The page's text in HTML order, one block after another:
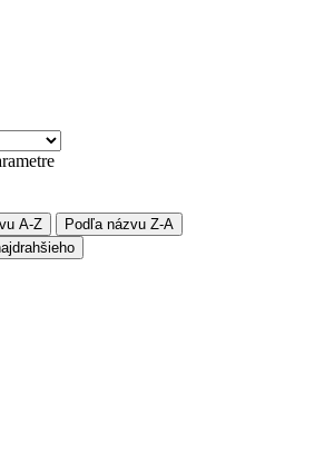
A-Z
Podľa názvu Z-A